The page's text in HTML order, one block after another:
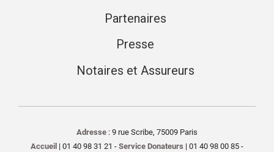
Partenaires
Presse
Notaires et Assureurs
Adresse : 9 rue Scribe, 75009 Paris
Accueil | 01 40 98 31 21 - Service Donateurs | 01 40 98 00 85 -